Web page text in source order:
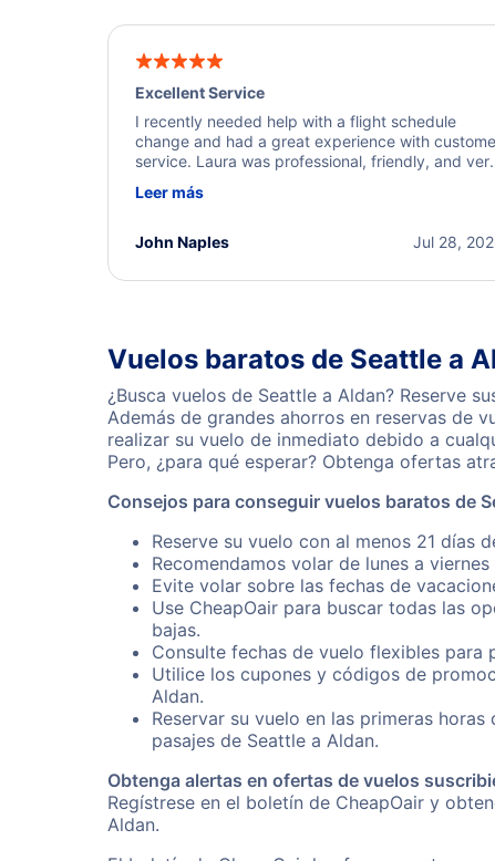
Excellent Service
I recently needed help with a flight schedule
change and had a great experience with
service. Laura was professional, friendly, and
a solution and kept me informed of the next steps.
Leer más
Jul 28,
John Naples
Vuelos baratos de Seattle a
¿Busca vuelos de Seattle a Aldan? Reserve
Además de grandes ahorros en reservas de
realizar su vuelo de inmediato debido a
Pero, ¿para qué esperar? Obtenga ofertas
Consejos para conseguir vuelos baratos de
Reserve su vuelo con al menos 21 días
Recomendamos volar de lunes a
Evite volar sobre las fechas de
Use CheapOair para buscar todas las
bajas.
Consulte fechas de vuelo flexibles para
Utilice los cupones y códigos de
Aldan.
Reservar su vuelo en las primeras
pasajes de Seattle a Aldan.
Obtenga alertas en ofertas de vuelos
Regístrese en el boletín de CheapOair y
Aldan.